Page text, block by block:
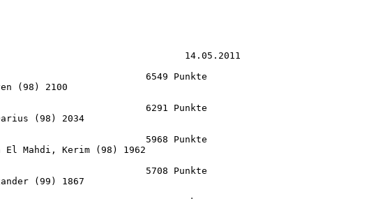
14.05.2011
6549 Punkte
(98) 2100
6291 Punkte
(98) 2034
5968 Punkte
El Mahdi, Kerim (98) 1962
5708 Punkte
(99) 1867